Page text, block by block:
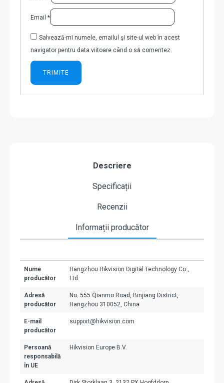
Email *
Salvează-mi numele, emailul și site-ul web în acest
navigator pentru data viitoare când o să comentez.
Descriere
Specificații
Recenzii
Informații producător
Nume
producător
Hangzhou Hikvision Digital Technology Co.,
Ltd.
Adresă
producător
No. 555 Qianmo Road, Binjiang District,
Hangzhou 310052, China
E-mail
producător
support@hikvision.com
Persoană
responsabilă
în UE
Hikvision Europe B.V.